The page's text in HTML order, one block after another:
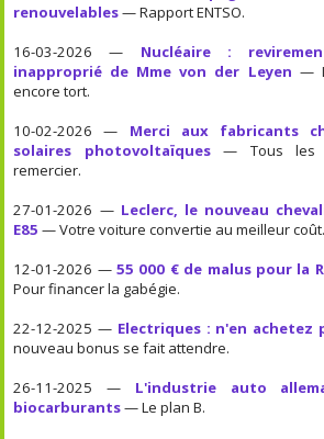
renouvelables— Rapport ENTSO.
16-03-2026 — Nucléaire :
inapproprié de Mme von der Leyen —
encore tort.
10-02-2026 — Merci aux fabricants
solaires photovoltaïques— Tous les
remercier.
27-01-2026 — Leclerc, le nouveau
E85 — Votre voiture convertie au meilleur coût.
12-01-2026 —55 000 € de malus pour la
Pour financer la gabégie.
22-12-2025 — Electriques : n'en achetez
nouveau bonus se fait attendre.
26-11-2025 — L'industrie auto
biocarburants— Le plan B.